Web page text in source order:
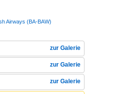
Airways (BA-BAW)
zur Galerie
zur Galerie
zur Galerie